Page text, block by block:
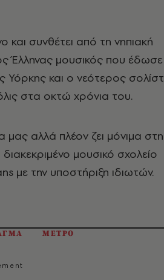
και συνθέτει από τη νηπιακή
Έλληνας μουσικός που έδωσε
και ο νεότερος σολίστ
στα οκτώ χρόνια του.
αλλά πλέον ζει μόνιμα στη
μουσικό σχολείο
με την υποστήριξη ιδιωτών.
ΜΕΤΡΟ